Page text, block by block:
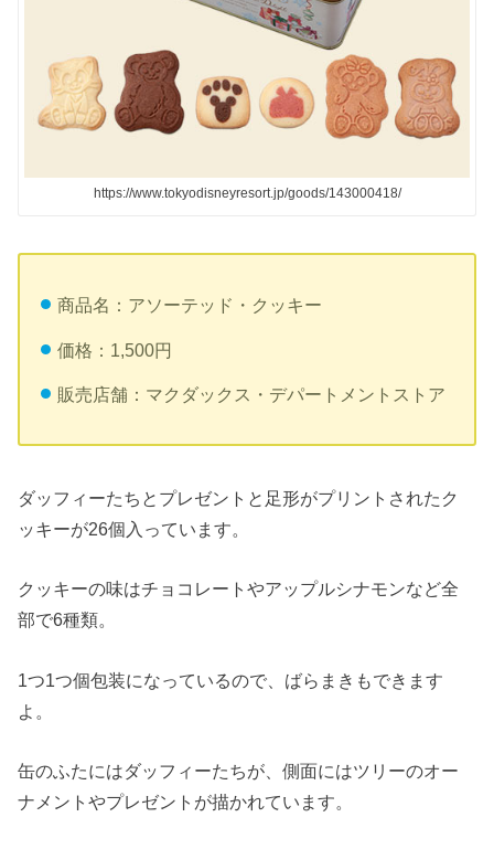
https://www.tokyodisneyresort.jp/goods/143000418/
商品名：アソーテッド・クッキー
価格：1,500円
販売店舗：マクダックス・デパートメントストア
ダッフィーたちとプレゼントと足形がプリントされたク
ッキーが26個入っています。
クッキーの味はチョコレートやアップルシナモンなど全
部で6種類。
1つ1つ個包装になっているので、ばらまきもできます
よ。
缶のふたにはダッフィーたちが、側面にはツリーのオー
ナメントやプレゼントが描かれています。